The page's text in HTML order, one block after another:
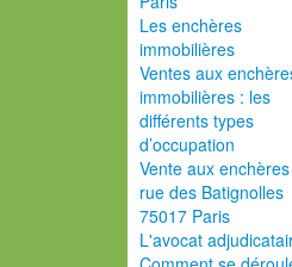
Les enchères
immobilières
Ventes aux
immobilières : les
différents types
d’occupation
Vente aux
rue des Batignolles
75017 Paris
L'avocat